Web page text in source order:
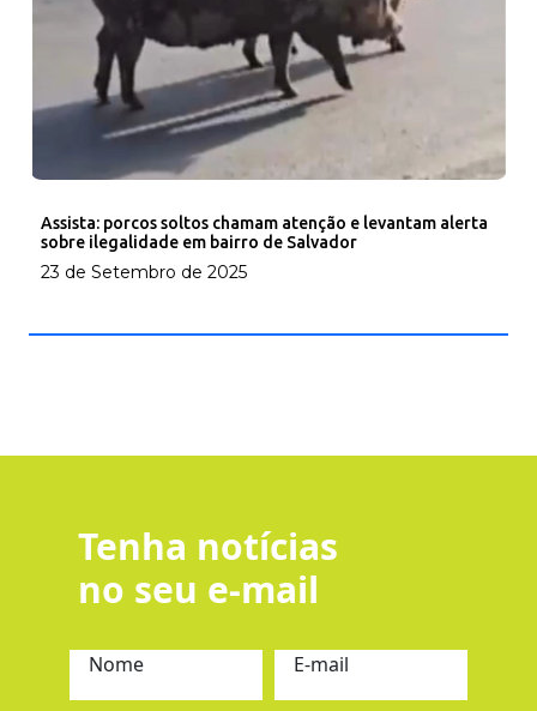
Assista: porcos soltos chamam atenção e levantam alerta
sobre ilegalidade em bairro de Salvador
23 de Setembro de 2025
Tenha notícias
no seu e-mail
Nome E-mail